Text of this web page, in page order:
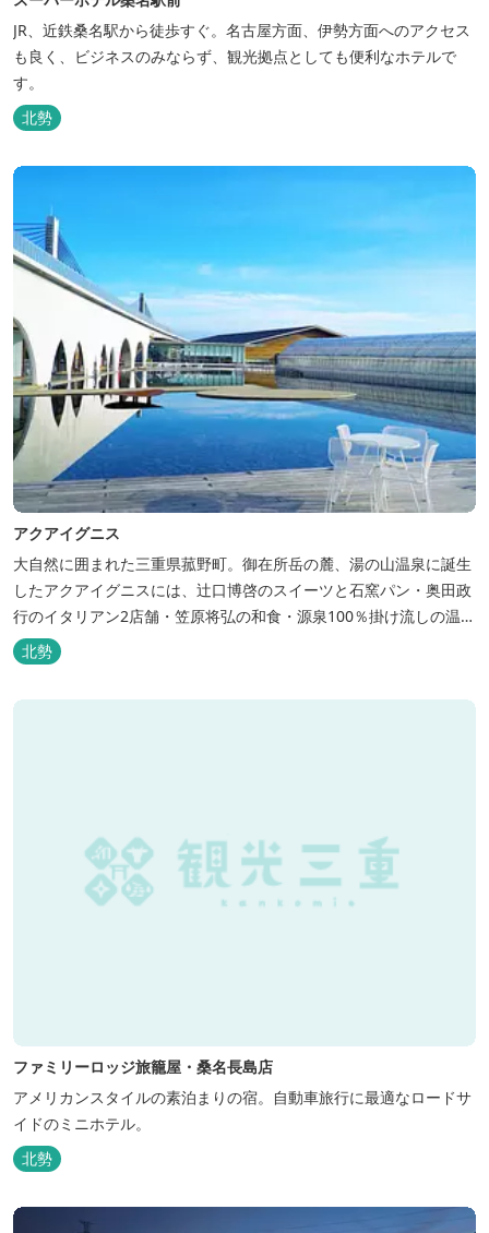
JR、近鉄桑名駅から徒歩すぐ。名古屋方面、伊勢方面へのアクセス
も良く、ビジネスのみならず、観光拠点としても便利なホテルで
す。
北勢
アクアイグニス
大自然に囲まれた三重県菰野町。御在所岳の麓、湯の山温泉に誕生
したアクアイグニスには、辻󠄀口博啓のスイーツと石窯パン・奥田政
行のイタリアン2店舗・笠原将弘の和食・源泉100％掛け流しの温
泉・宿泊棟・離れ宿・苺ハウス・ギャラリーなど、様々な『癒し』
と『食』が集結しております。 【『癒し』の追求 】 ◆源泉100%
掛け流し「片岡温泉」 片岡温泉は、地下1,200ｍより湯口で約42℃
北勢
ファミリーロッジ旅籠屋・桑名長島店
アメリカンスタイルの素泊まりの宿。自動車旅行に最適なロードサ
イドのミニホテル。
北勢